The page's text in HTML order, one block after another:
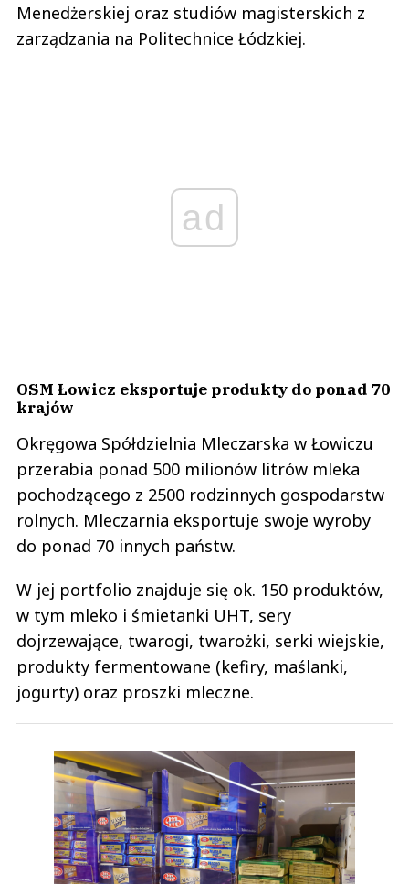
Menedżerskiej oraz studiów magisterskich z
zarządzania na Politechnice Łódzkiej.
ad
OSM Łowicz eksportuje produkty do ponad 70
krajów
Okręgowa Spółdzielnia Mleczarska w Łowiczu
przerabia ponad 500 milionów litrów mleka
pochodzącego z 2500 rodzinnych gospodarstw
rolnych. Mleczarnia eksportuje swoje wyroby
do ponad 70 innych państw.
W jej portfolio znajduje się ok. 150 produktów,
w tym mleko i śmietanki UHT, sery
dojrzewające, twarogi, twarożki, serki wiejskie,
produkty fermentowane (kefiry, maślanki,
jogurty) oraz proszki mleczne.